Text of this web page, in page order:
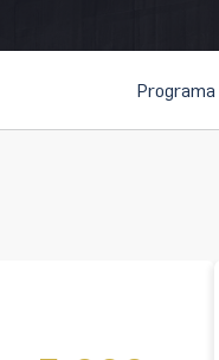
Programa